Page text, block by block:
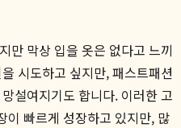
만 막상 입을 옷은 없다고 느끼
시도하고 싶지만, 패스트패션
설여지기도 합니다. 이러한 고
이 빠르게 성장하고 있지만, 많